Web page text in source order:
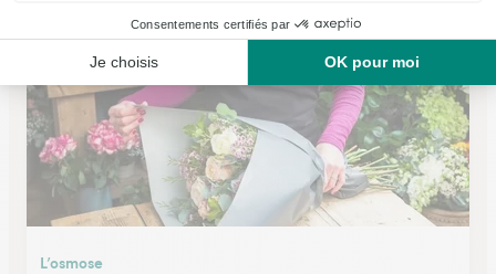
Voir la boutique
L’osmose